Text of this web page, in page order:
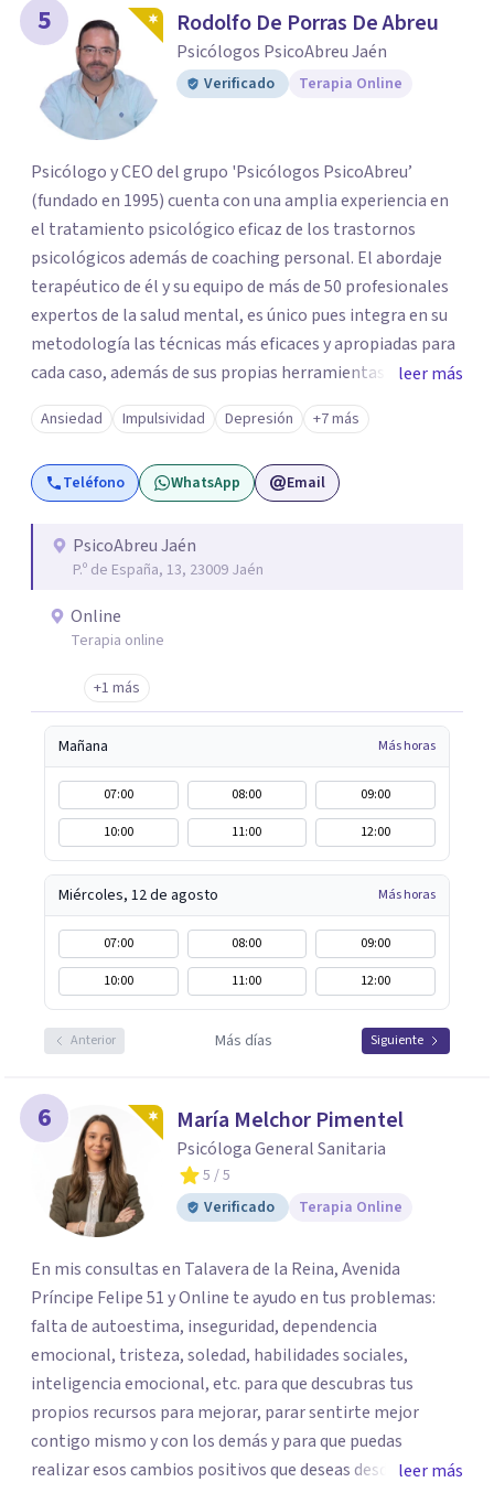
5 Rodolfo De Porras De Abreu
Psicólogos PsicoAbreu Jaén
Verificado Terapia Online
Psicólogo y CEO del grupo 'Psicólogos PsicoAbreu’
(fundado en 1995) cuenta con una amplia experiencia en
el tratamiento psicológico eficaz de los trastornos
psicológicos además de coaching personal. El abordaje
terapéutico de él y su equipo de más de 50 profesionales
expertos de la salud mental, es único pues integra en su
metodología las técnicas más eficaces y apropiadas para
cada caso, además de sus propias herramientas y técnicas
psicológicas que le hacen un equipo de profesionales
único en su campo. Rodolfo de Porras hace énfasis en la
importancia de trabajar no solo el síntoma que trae a la
persona a consulta sino tratar la raíz del problema para
repetirse en el futuro.
leer más
Ansiedad Impulsividad Depresión +7 más
Teléfono WhatsApp Email
PsicoAbreu Jaén
P.º de España, 13, 23009 Jaén
Online
Terapia online
+1 más
Mañana Más horas
07:00 08:00
09:00
10:00
11:00 12:00
Miércoles, 12 de agosto Más horas
07:00 08:00
09:00
10:00
11:00 12:00
Anterior Más días Siguiente
6 María Melchor Pimentel
Psicóloga General Sanitaria
5 / 5
Verificado
Terapia Online
En mis consultas en Talavera de la Reina, Avenida
Príncipe Felipe 51 y Online te ayudo en tus problemas:
falta de autoestima, inseguridad, dependencia
emocional, tristeza, soledad, habilidades sociales,
inteligencia emocional, etc. para que descubras tus
propios recursos para mejorar, parar sentirte mejor
contigo mismo y con los demás y para que puedas
realizar esos cambios positivos que deseas desde hace
leer más